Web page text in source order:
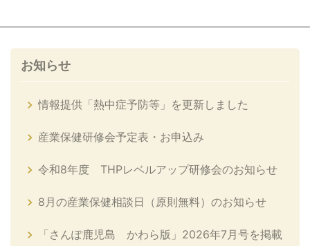
お知らせ
情報提供「熱中症予防等」を更新しました
産業保健研修会予定表・お申込み
令和8年度 THPレベルアップ研修会のお知らせ
8月の産業保健相談日（原則無料）のお知らせ
「さんぽ鹿児島 かわら版」2026年7月号を掲載